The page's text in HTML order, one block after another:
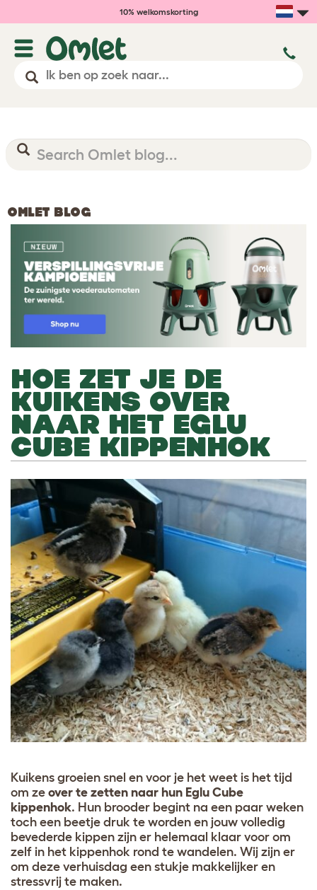
10% welkomskorting
OMLET BLOG
HOE ZET JE DE
KUIKENS OVER
NAAR HET EGLU
CUBE KIPPENHOK
Kuikens groeien snel en voor je het weet is het tijd
om ze over te zetten naar hun Eglu Cube
kippenhok. Hun brooder begint na een paar weken
toch een beetje druk te worden en jouw volledig
bevederde kippen zijn er helemaal klaar voor om
zelf in het kippenhok rond te wandelen. Wij zijn er
om deze verhuisdag een stukje makkelijker en
stressvrij te maken.